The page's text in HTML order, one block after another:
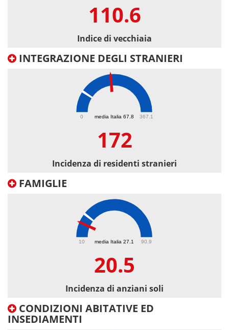
110.6
Indice di vecchiaia
INTEGRAZIONE DEGLI STRANIERI
media Italia 67.8
0 367.1
172
Incidenza di residenti stranieri
FAMIGLIE
media Italia 27.1
10 90.9
20.5
Incidenza di anziani soli
CONDIZIONI ABITATIVE ED
INSEDIAMENTI